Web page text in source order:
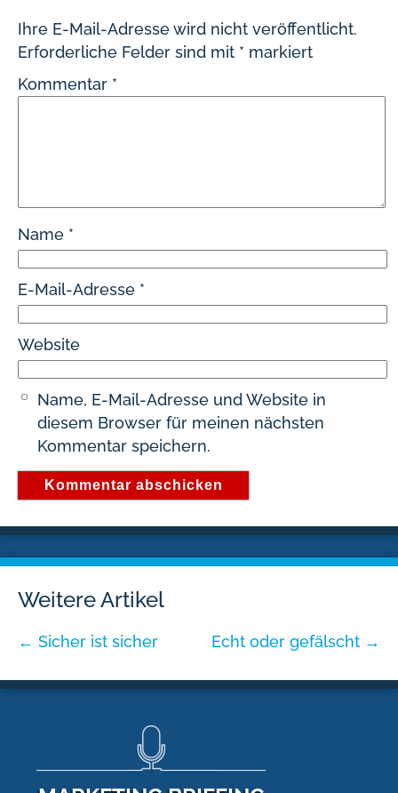
Ihre E-Mail-Adresse wird nicht veröffentlicht.
Erforderliche Felder sind mit * markiert
Kommentar *
Name *
E-Mail-Adresse *
Website
Name, E-Mail-Adresse und Website in
diesem Browser für meinen nächsten
Kommentar speichern.
Weitere Artikel
← Sicher ist sicher Echt oder gefälscht →